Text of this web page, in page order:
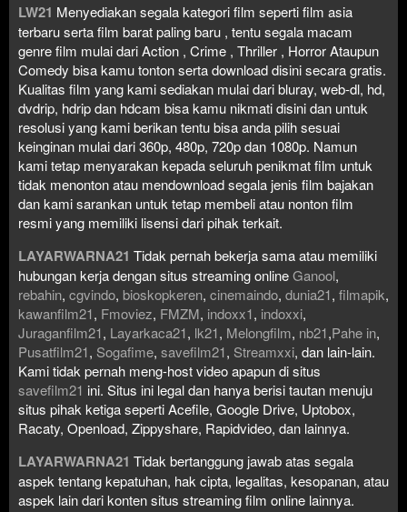
LW21 Menyediakan segala kategori film seperti film asia
terbaru serta film barat paling baru , tentu segala macam
genre film mulai dari Action , Crime , Thriller , Horror Ataupun
Comedy bisa kamu tonton serta download disini secara gratis.
Kualitas film yang kami sediakan mulai dari bluray, web-dl, hd,
dvdrip, hdrip dan hdcam bisa kamu nikmati disini dan untuk
resolusi yang kami berikan tentu bisa anda pilih sesuai
keinginan mulai dari 360p, 480p, 720p dan 1080p. Namun
kami tetap menyarakan kepada seluruh penikmat film untuk
tidak menonton atau mendownload segala jenis film bajakan
dan kami sarankan untuk tetap membeli atau nonton film
resmi yang memiliki lisensi dari pihak terkait.
LAYARWARNA21 Tidak pernah bekerja sama atau memiliki
hubungan kerja dengan situs streaming onlineGanool,
rebahin, cgvindo, bioskopkeren, cinemaindo, dunia21, filmapik,
kawanfilm21, Fmoviez, FMZM, indoxx1, indoxxi,
Juraganfilm21, Layarkaca21, lk21, Melongfilm, nb21,Pahe in,
Pusatfilm21, Sogafime, savefilm21, Streamxxi, dan lain-lain.
Kami tidak pernah meng-host video apapun di situs
savefilm21 ini. Situs ini legal dan hanya berisi tautan menuju
situs pihak ketiga seperti Acefile, Google Drive, Uptobox,
Racaty, Openload, Zippyshare, Rapidvideo, dan lainnya.
LAYARWARNA21 Tidak bertanggung jawab atas segala
aspek tentang kepatuhan, hak cipta, legalitas, kesopanan, atau
aspek lain dari konten situs streaming film online lainnya.